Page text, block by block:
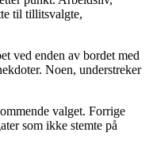
til tillitsvalgte,
ved enden av bordet med
Noen, understreker
valget. Forrige
som ikke stemte på